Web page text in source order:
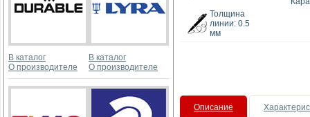
В каталог
О производителе
В каталог
О производителе
Толщина
линии: 0.5
мм
Описание